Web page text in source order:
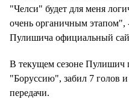
"Челси" будет для меня
очень органичным этапом",
Пулишича официальный
В текущем сезоне Пулишич
"Боруссию", забил 7 голов и
передачи.